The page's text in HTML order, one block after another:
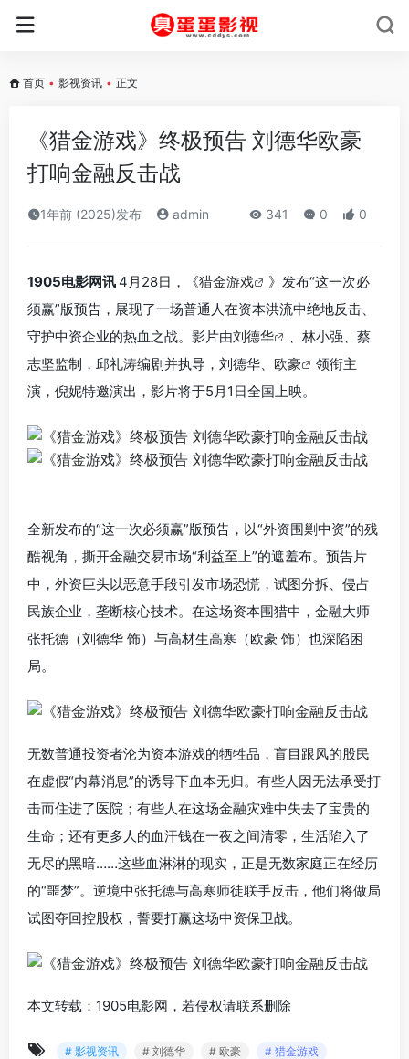
首页 • 影视资讯 • 正文
《猎金游戏》终极预告 刘德华欧豪
打响金融反击战
1年前 (2025)发布 admin 341 0 0
1905电影网讯4月28日，《猎金游戏
》发布“这一次必
须赢”版预告，展现了一场普通人在资本洪流中绝地反击、
守护中资企业的热血之战。影片由刘德华
、林小强、蔡
志坚监制，邱礼涛编剧并执导，刘德华、 欧豪
领衔主
演，倪妮特邀演出，影片将于5月1日全国上映。
全新发布的“这一次必须赢”版预告，以“外资围剿中资”的残
酷视角，撕开金融交易市场“利益至上”的遮羞布。预告片
中，外资巨头以恶意手段引发市场恐慌，试图分拆、侵占
民族企业，垄断核心技术。在这场资本围猎中，金融大师
张托德（刘德华 饰）与高材生高寒（欧豪 饰）也深陷困
局。
无数普通投资者沦为资本游戏的牺牲品，盲目跟风的股民
在虚假“内幕消息”的诱导下血本无归。有些人因无法承受打
击而住进了医院；有些人在这场金融灾难中失去了宝贵的
生命；还有更多人的血汗钱在一夜之间清零，生活陷入了
无尽的黑暗……这些血淋淋的现实，正是无数家庭正在经历
的“噩梦”。逆境中张托德与高寒师徒联手反击，他们将做局
试图夺回控股权，誓要打赢这场中资保卫战。
本文转载：1905电影网，若侵权请联系删除
# 影视资讯 # 刘德华 # 欧豪 # 猎金游戏